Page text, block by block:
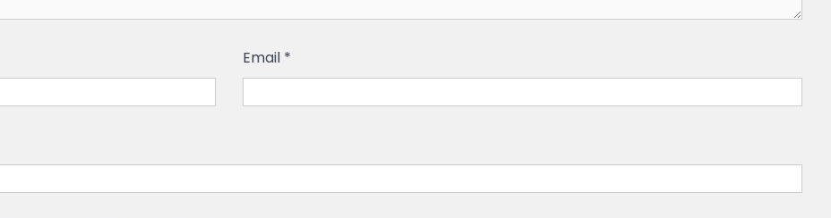
Email *